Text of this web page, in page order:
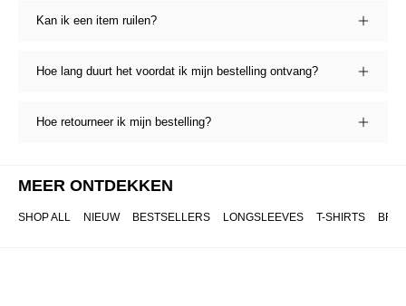
Kan ik een item ruilen?
Hoe lang duurt het voordat ik mijn bestelling ontvang?
Hoe retourneer ik mijn bestelling?
MEER ONTDEKKEN
SHOP ALL NIEUW BESTSELLERS LONGSLEEVES T-SHIRTS